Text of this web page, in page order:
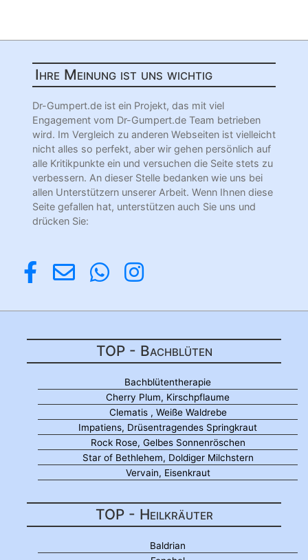
Ihre Meinung ist uns wichtig
Dr-Gumpert.de ist ein Projekt, das mit viel
Engagement vom Dr-Gumpert.de Team betrieben
wird. Im Vergleich zu anderen Webseiten ist vielleicht
nicht alles so perfekt, aber wir gehen persönlich auf
alle Kritikpunkte ein und versuchen die Seite stets zu
verbessern. An dieser Stelle bedanken wie uns bei
allen Unterstützern unserer Arbeit. Wenn Ihnen diese
Seite gefallen hat, unterstützen auch Sie uns und
drücken Sie:
TOP - Bachblüten
Bachblütentherapie
Cherry Plum, Kirschpflaume
Clematis , Weiße Waldrebe
Impatiens, Drüsentragendes Springkraut
Rock Rose, Gelbes Sonnenröschen
Star of Bethlehem, Doldiger Milchstern
Vervain, Eisenkraut
TOP - Heilkräuter
Baldrian